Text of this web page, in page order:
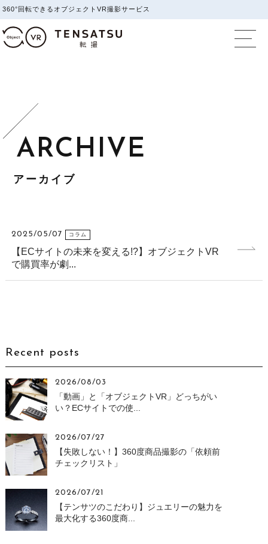
360°回転できるオブジェクトVR撮影サービス
オブジェクトVR
アーカイブ
2025/05/07 コラム
【ECサイトの未来を変える!?】オブジェクトVR
で購買率が劇...
Recent posts
2026/08/03
「動画」と「オブジェクトVR」どっちがい
い？ECサイトでの使...
2026/07/27
【失敗しない！】360度商品撮影の「依頼前
チェックリスト」
2026/07/21
【テンサツのこだわり】ジュエリーの魅力を
最大化する360度商...